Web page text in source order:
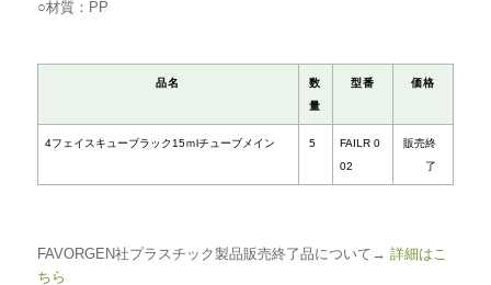
量
○材質：PP
FAVORGEN社プラスチック製品販売終了品について→ 詳細はこ
ちら